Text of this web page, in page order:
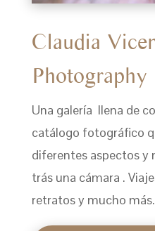
Claudia
Photography
Una galería llena de
catálogo fotográfico
diferentes aspectos y
trás una cámara .
retratos y mucho más.